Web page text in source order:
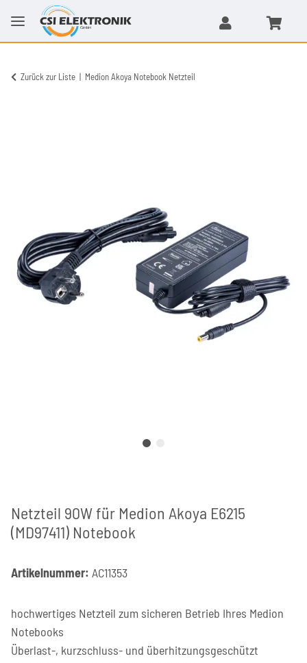
Zurück zur Liste Medion Akoya Notebook Netzteil
Netzteil 90W für Medion Akoya E6215
(MD97411) Notebook
Artikelnummer: AC11353
hochwertiges Netzteil zum sicheren Betrieb Ihres Medion
Notebooks
Überlast-, kurzschluss- und überhitzungsgeschützt